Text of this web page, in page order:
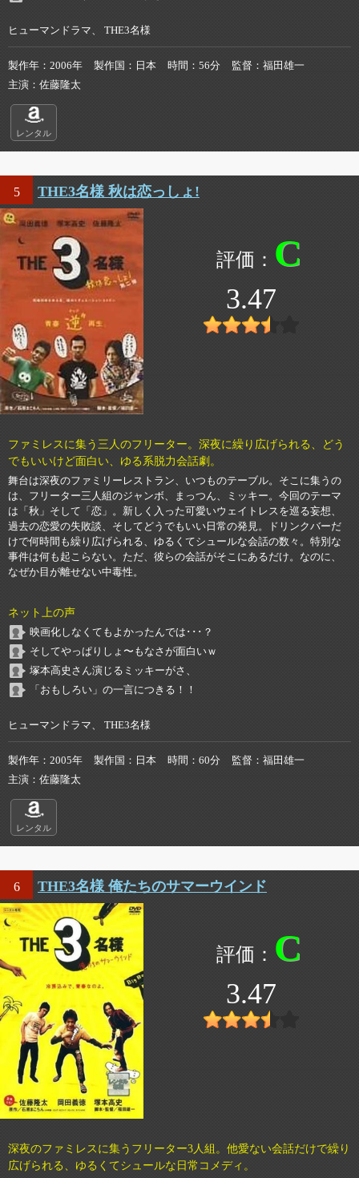
ヒューマンドラマ、 THE3名様
製作年 2006年 製作国 日本 時間 56分 監督
福田雄一
主演
佐藤隆太
レンタル
5 THE3名様 秋は恋っしょ!
C
3.47
ファミレスに集う三人のフリーター。深夜に繰り広げられる、どう
でもいいけど面白い、ゆる系脱力会話劇。
舞台は深夜のファミリーレストラン、いつものテーブル。そこに集うの
は、フリーター三人組のジャンボ、まっつん、ミッキー。今回のテーマ
は「秋」そして「恋」。新しく入った可愛いウェイトレスを巡る妄想、
過去の恋愛の失敗談、そしてどうでもいい日常の発見。ドリンクバーだ
けで何時間も繰り広げられる、ゆるくてシュールな会話の数々。特別な
事件は何も起こらない。ただ、彼らの会話がそこにあるだけ。なのに、
なぜか目が離せない中毒性。
ネット上の声
映画化しなくてもよかったんでは･･･？
そしてやっぱりしょ〜もなさが面白いｗ
塚本高史さん演じるミッキーがさ、
「おもしろい」の一言につきる！！
ヒューマンドラマ、 THE3名様
製作年 2005年 製作国 日本 時間 60分 監督
福田雄一
主演
佐藤隆太
レンタル
6 THE3名様 俺たちのサマーウインド
C
3.47
深夜のファミレスに集うフリーター3人組。他愛ない会話だけで繰り
広げられる、ゆるくてシュールな日常コメディ。